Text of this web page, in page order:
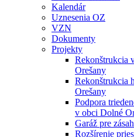
Kalendár
Uznesenia OZ
VZN
Dokumenty
Projekty
Rekonštrukcia
Orešany
Rekonštrukcia
Orešany
Podpora
v obci Dolné
Garáž pre
Rozšírenie